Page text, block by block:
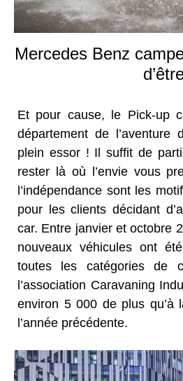
Mercedes Benz
Et pour cause, le Pick-up
département de l’aventure
plein essor ! Il suffit de
rester là où l’envie vous
l’indépendance sont les
pour les clients décidant
car. Entre janvier et octobre
nouveaux véhicules ont
toutes les catégories de
l’association Caravaning
environ 5 000 de plus qu’à
l’année précédente.